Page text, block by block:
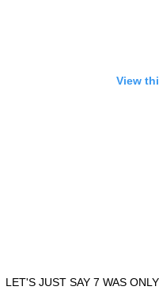
View
LET'S JUST SAY 7 WAS